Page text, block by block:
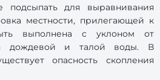
для выравнивания
местности, прилегающей к
выполнена с уклоном от
дождевой и талой воды. В
опасность скопления